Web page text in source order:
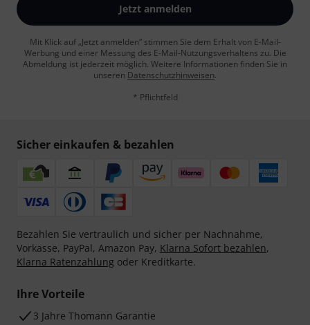
Jetzt anmelden
Mit Klick auf „Jetzt anmelden“ stimmen Sie dem Erhalt von E-Mail-
Werbung und einer Messung des E-Mail-Nutzungsverhaltens zu. Die
Abmeldung ist jederzeit möglich. Weitere Informationen finden Sie in
unseren Datenschutzhinweisen.
* Pflichtfeld
Sicher einkaufen & bezahlen
Bezahlen Sie vertraulich und sicher per Nachnahme,
Vorkasse, PayPal, Amazon Pay, Klarna Sofort bezahlen,
Klarna Ratenzahlung oder Kreditkarte.
Ihre Vorteile
3 Jahre Thomann Garantie